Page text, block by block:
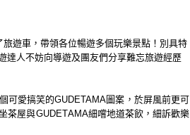
遊車，帶領各位暢遊多個玩樂景點！ 別具特
達人不妨向導遊及團友們分享難忘旅遊經歷
可愛搞笑的GUDETAMA圖案， 於屏風前更可
茶屋與GUDETAMA細嚐地道茶飲，細訴歡樂